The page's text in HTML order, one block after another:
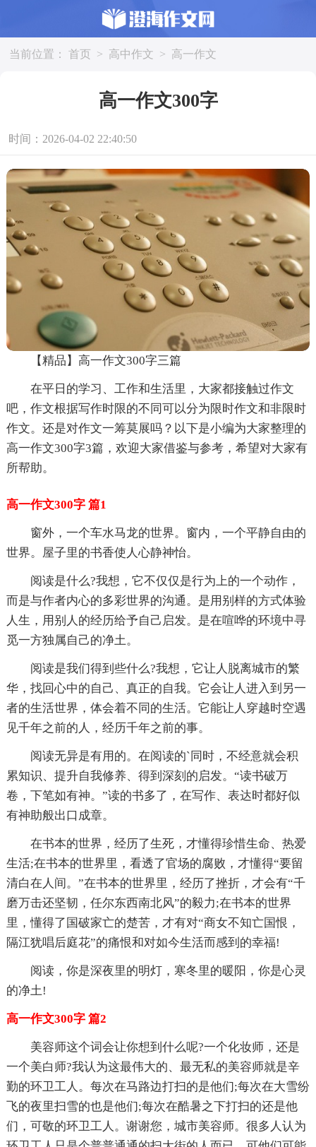
当前位置： 首页 > 高中作文 > 高一作文
高一作文300字
时间：2026-04-02 22:40:50
【精品】高一作文300字三篇
在平日的学习、工作和生活里，大家都接触过作文
吧，作文根据写作时限的不同可以分为限时作文和非限时
作文。还是对作文一筹莫展吗？以下是小编为大家整理的
高一作文300字3篇，欢迎大家借鉴与参考，希望对大家有
所帮助。
高一作文300字 篇1
窗外，一个车水马龙的世界。窗内，一个平静自由的
世界。屋子里的书香使人心静神怡。
阅读是什么?我想，它不仅仅是行为上的一个动作，
而是与作者内心的多彩世界的沟通。是用别样的方式体验
人生，用别人的经历给予自己启发。是在喧哗的环境中寻
觅一方独属自己的净土。
阅读是我们得到些什么?我想，它让人脱离城市的繁
华，找回心中的自己、真正的自我。它会让人进入到另一
者的生活世界，体会着不同的生活。它能让人穿越时空遇
见千年之前的人，经历千年之前的事。
阅读无异是有用的。在阅读的`同时，不经意就会积
累知识、提升自我修养、得到深刻的启发。“读书破万
卷，下笔如有神。”读的书多了，在写作、表达时都好似
有神助般出口成章。
在书本的世界，经历了生死，才懂得珍惜生命、热爱
生活;在书本的世界里，看透了官场的腐败，才懂得“要留
清白在人间。”在书本的世界里，经历了挫折，才会有“千
磨万击还坚韧，任尔东西南北风”的毅力;在书本的世界
里，懂得了国破家亡的楚苦，才有对“商女不知亡国恨，
隔江犹唱后庭花”的痛恨和对如今生活而感到的幸福!
阅读，你是深夜里的明灯，寒冬里的暖阳，你是心灵
的净土!
高一作文300字 篇2
美容师这个词会让你想到什么呢?一个化妆师，还是
一个美白师?我认为这最伟大的、最无私的美容师就是辛
勤的环卫工人。每次在马路边打扫的是他们;每次在大雪纷
飞的夜里扫雪的也是他们;每次在酷暑之下打扫的还是他
们，可敬的环卫工人。谢谢您，城市美容师。很多人认为